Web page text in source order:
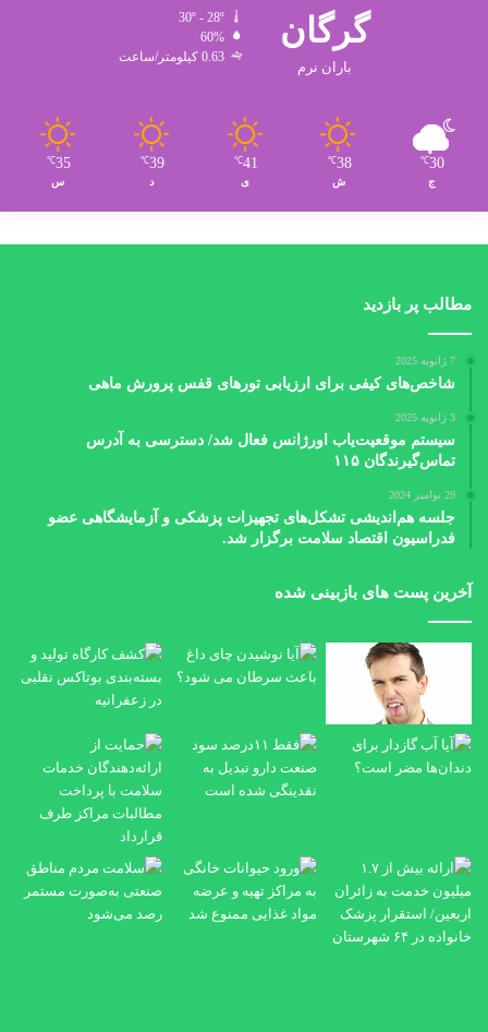
گرگان
باران نرم
60%
0.63 کیلومتر/ساعت
30
℃
ج
38
℃
ش
41
℃
ی
39
℃
د
35
℃
س
مطالب پر بازدید
7 ژانویه 2025
شاخص‌های کیفی برای ارزیابی تورهای قفس پرورش ماهی
3 ژانویه 2025
سیستم موقعیت‌یاب اورژانس فعال شد/ دسترسی به آدرس
تماس‌گیرندگان ۱۱۵
29 نوامبر 2024
جلسه هم‌اندیشی تشکل‌های تجهیزات پزشکی و آزمایشگاهی عضو
فدراسیون اقتصاد سلامت برگزار شد.
آخرین پست های بازبینی شده